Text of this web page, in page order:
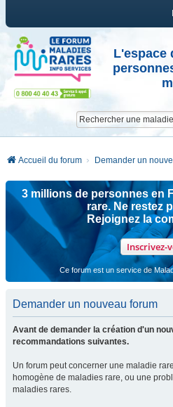
L'espace
Accueil du forum Demander un
3 millions de personnes en
rare. Ne restez
Rejoignez la
Inscrivez-
Ce forum est un service de
Demander un nouveau forum
Avant de demander la création d'un
recommandations suivantes.
Un forum peut concerner une maladie
homogène de maladies rare, ou une
maladies rares.